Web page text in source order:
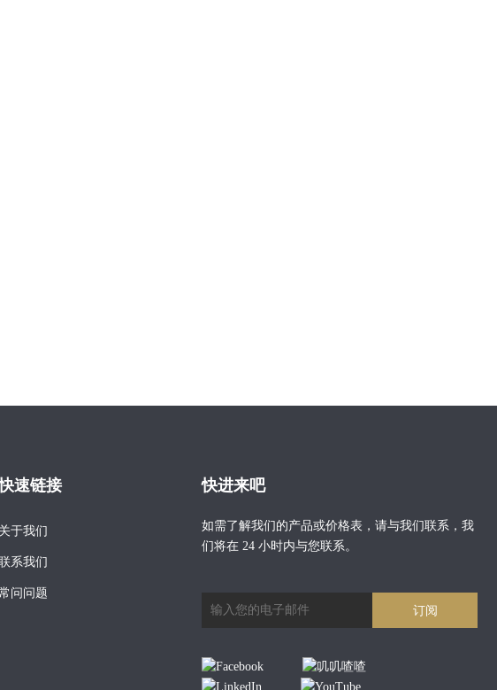
速链接
关于我们
系我们
问问题
快进来吧
如需了解我们的产品或价格表，请与我们联系，我
们将在 24 小时内与您联系。
订阅